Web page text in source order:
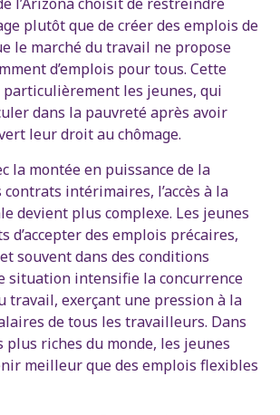
plutôt que de créer des emplois de
le marché du travail ne propose
d’emplois pour tous. Cette
particulièrement les jeunes, qui
dans la pauvreté après avoir
leur droit au chômage.
la montée en puissance de la
intérimaires, l’accès à la
devient plus complexe. Les jeunes
d’accepter des emplois précaires,
souvent dans des conditions
situation intensifie la concurrence
travail, exerçant une pression à la
de tous les travailleurs. Dans
plus riches du monde, les jeunes
meilleur que des emplois flexibles